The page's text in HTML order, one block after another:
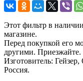
Этот фильтр в
магазине.
Перед покупкой его
другими. Приезжайте.
Изготовитель:
Россия.